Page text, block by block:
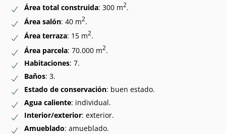
Área total construida: 300 m2.
Área salón: 40 m2.
Área terraza: 15 m2.
Área parcela: 70.000 m2.
Habitaciones: 7.
Baños: 3.
Estado de conservación: buen estado.
Agua caliente: individual.
Interior/exterior: exterior.
Amueblado: amueblado.